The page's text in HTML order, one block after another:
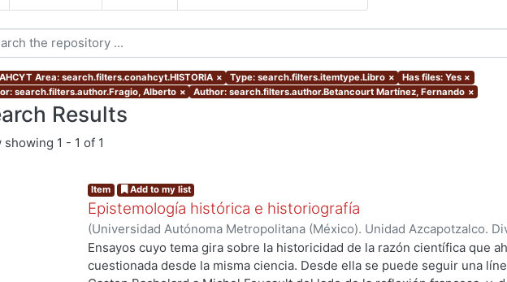
Area: search.filters.conahcyt.HISTORIA × Type: search.filters.itemtype.Libro × Has files: Yes ×
search.filters.author.Fragio, Alberto × Author: search.filters.author.Betancourt Martínez, Fernando ×
Results
showing 1 - 1 of 1
Item Add to my list
Epistemología histórica e historiografía
(Universidad Autónoma Metropolitana (México). Unidad Azcapotzalco.
Ciencias Sociales y Humanidades.,2017)Hartog, François;Villacañas
José Luis;Yébenes Escardó, Zenia;Mendiola, Alfonso;Durán R. A.,
Ensayos cuyo tema gira sobre la historicidad de la razón científica que
cuestionada desde la misma ciencia. Desde ella se puede seguir una